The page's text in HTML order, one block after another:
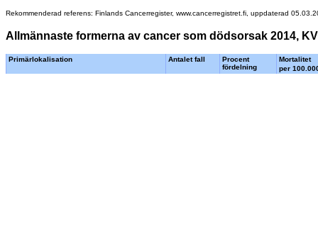
Rekommenderad referens: Finlands Cancerregister, www.cancerregistret.fi, uppdaterad
Allmännaste formerna av cancer som dödsorsak 2014,
Primärlokalisation Antalet fall
Procent
fördelning
Mortalitet
per